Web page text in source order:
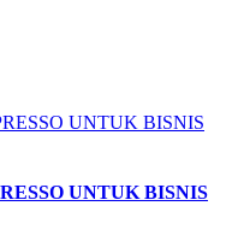
UNTUK BISNIS